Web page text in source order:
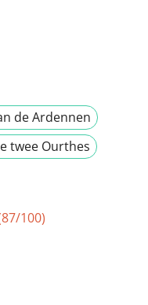
de Ardennen
twee Ourthes
100)